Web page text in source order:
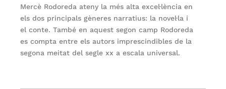
Mercè Rodoreda ateny la més alta excel·lència en
els dos principals gèneres narratius: la novel·la i
el conte. També en aquest segon camp Rodoreda
es compta entre els autors imprescindibles de la
segona meitat del segle xx a escala universal.